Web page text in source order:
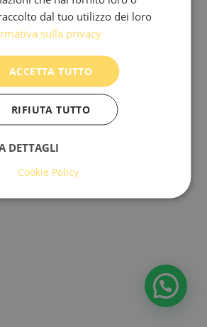
Policy| Mappa del sito
dal tuo utilizzo dei loro
sulla privacy
ACCETTA TUTTO
RIFIUTA TUTTO
DETTAGLI
Cookie Policy